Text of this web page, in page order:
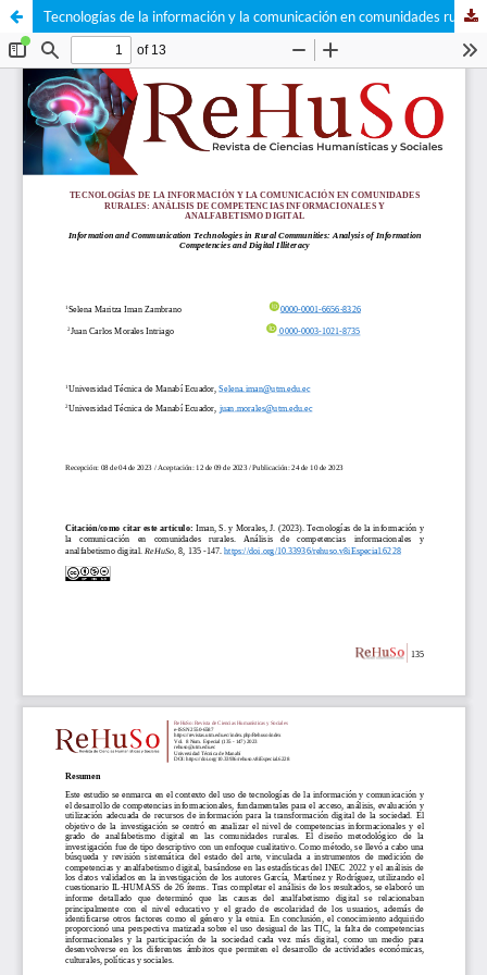
Tecnologías de la información y la comunicación en comunidades rurales: análisis de competencias informacionales y analfabetismo digital